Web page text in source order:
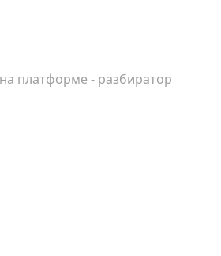
платформе - разбиратор